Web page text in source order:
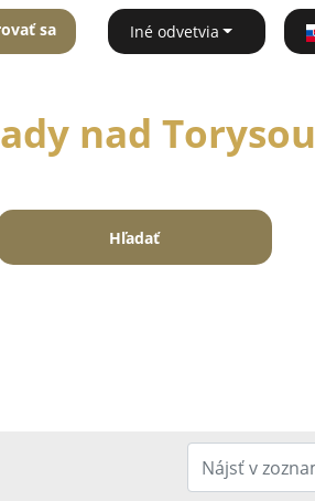
sa Iné odvetvia
nad Torysou
Hľadať